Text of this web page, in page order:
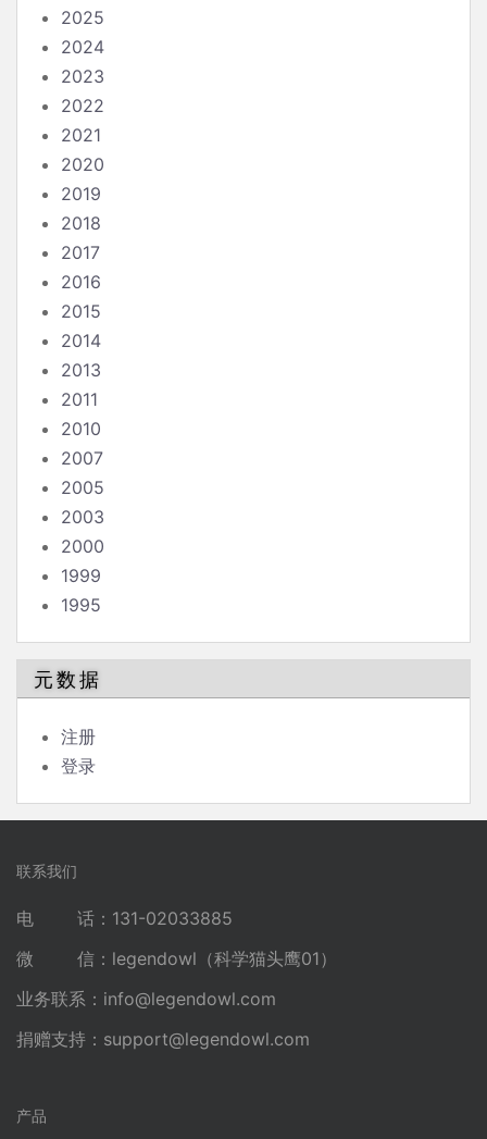
2025
2024
2023
2022
2021
2020
2019
2018
2017
2016
2015
2014
2013
2011
2010
2007
2005
2003
2000
1999
1995
元数据
注册
登录
联系我们
电 话：131-02033885
微 信：legendowl（科学猫头鹰01）
业务联系： info@legendowl.com
捐赠支持： support@legendowl.com
产品